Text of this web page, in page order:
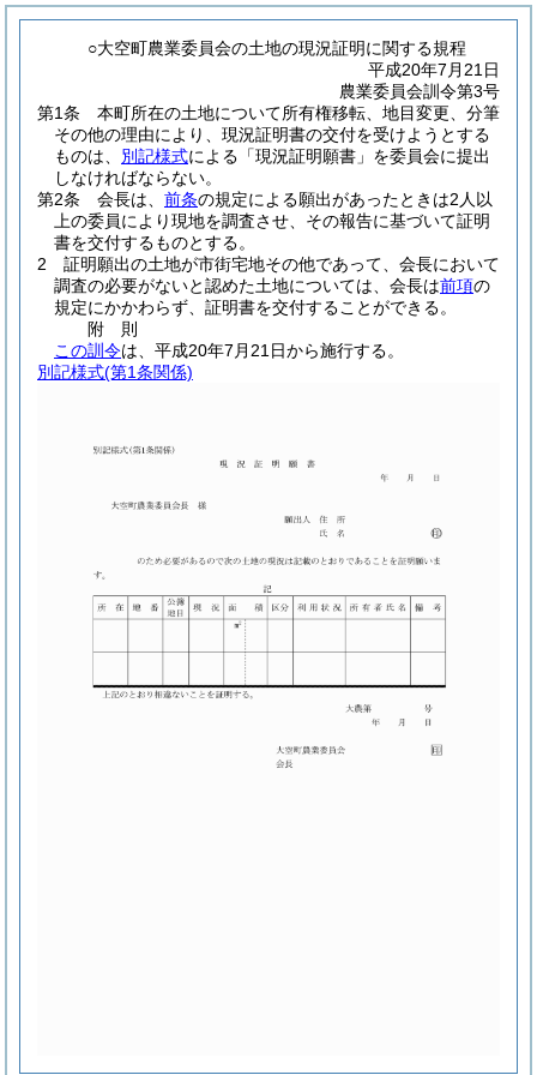
○大空町農業委員会の土地の現況証明に関する規程
平成20年7月21日
農業委員会訓令第3号
第1条
本町所在の土地について所有権移転、地目変更、分筆
その他の理由により、現況証明書の交付を受けようとする
ものは、 別記様式による「現況証明願書」を委員会に提出
しなければならない。
第2条
会長は、 前条の規定による願出があったときは2人以
上の委員により現地を調査させ、その報告に基づいて証明
書を交付するものとする。
2
証明願出の土地が市街宅地その他であって、会長において
調査の必要がないと認めた土地については、会長は前項の
規定にかかわらず、証明書を交付することができる。
附 則
この訓令は、平成20年7月21日から施行する。
別記様式(第1条関係)